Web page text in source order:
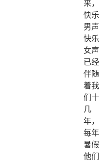
来，
快乐
男声
快乐
女声
已经
伴随
着我
们十
几
年，
每年
暑假
他们